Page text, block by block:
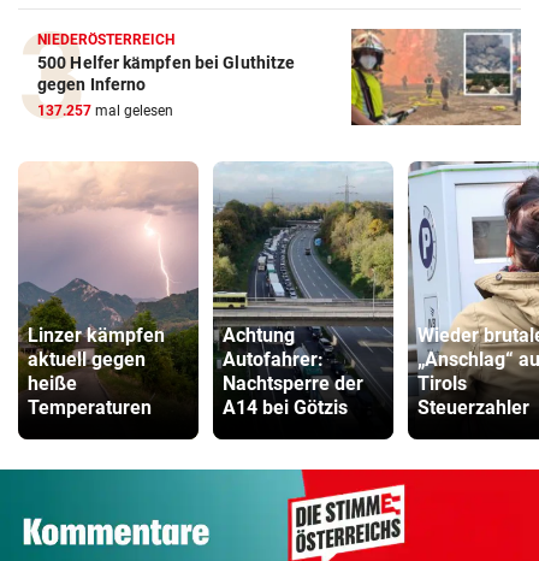
NIEDERÖSTERREICH
500 Helfer kämpfen bei Gluthitze
gegen Inferno
137.257 mal gelesen
Linzer kämpfen
aktuell gegen
heiße
Temperaturen
Achtung
Autofahrer:
Nachtsperre der
A14 bei Götzis
Wieder
„Anschlag“
Tirols
Steuerzahler